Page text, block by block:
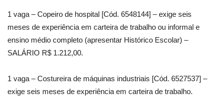
1 vaga – Copeiro de hospital [Cód. 6548144] – exige seis
meses de experiência em carteira de trabalho ou informal e
ensino médio completo (apresentar Histórico Escolar) –
SALÁRIO R$ 1.212,00.
1 vaga – Costureira de máquinas industriais [Cód. 6527537] –
exige seis meses de experiência em carteira de trabalho.